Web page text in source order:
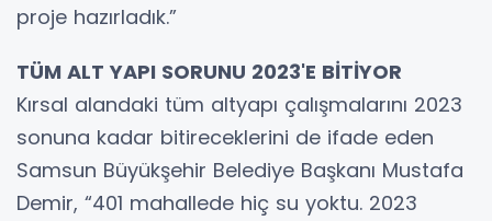
proje hazırladık.”
TÜM ALT YAPI SORUNU 2023'E BİTİYOR
Kırsal alandaki tüm altyapı çalışmalarını 2023
sonuna kadar bitireceklerini de ifade eden
Samsun Büyükşehir Belediye Başkanı Mustafa
Demir, “401 mahallede hiç su yoktu. 2023